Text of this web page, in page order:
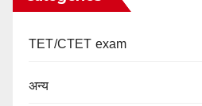
TET/CTET exam
अन्य